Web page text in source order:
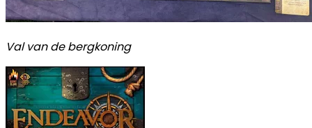
Val van de bergkoning